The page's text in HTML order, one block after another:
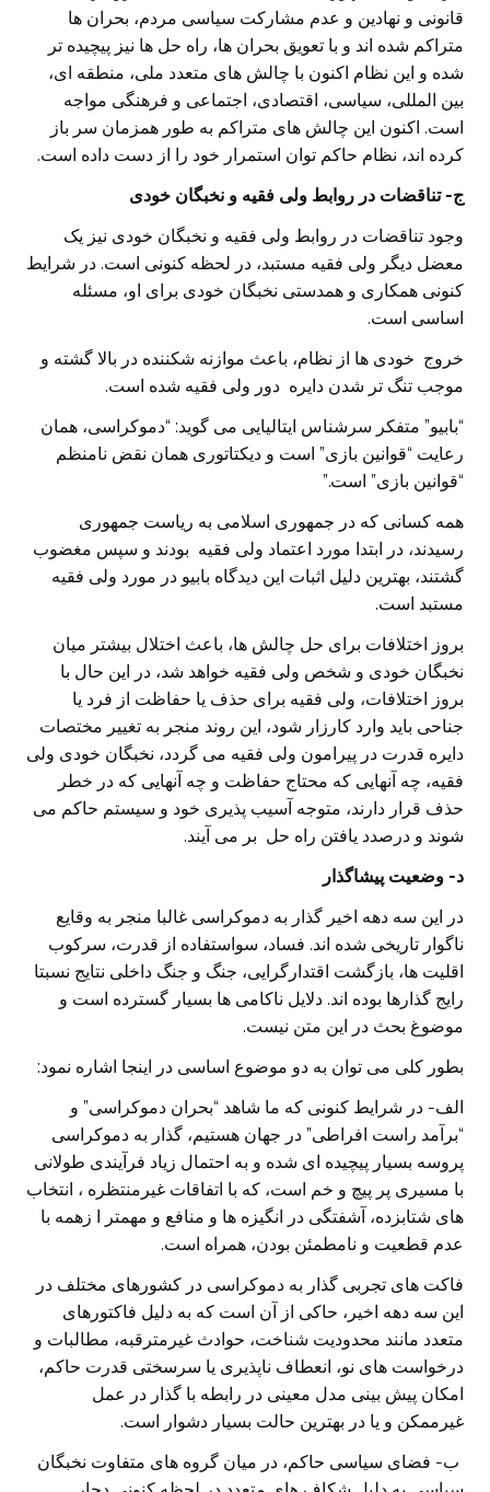
قانونی و نهادین و عدم مشارکت سیاسی مردم، بحران ها
متراکم شده اند و با تعویق بحران ها، راه حل ها نیز پیچیده تر
شده و این نظام اکنون با چالش های متعدد ملی، منطقه ای،
بین المللی، سیاسی، اقتصادی، اجتماعی و فرهنگی مواجه
است. اکنون این چالش های متراکم به طور همزمان سر باز
کرده اند، نظام حاکم توان استمرار خود را از دست داده است.
ج- تناقضات در روابط ولی فقیه و نخبگان خودی
وجود تناقضات در روابط ولی فقیه و نخبگان خودی نیز یک
معضل دیگر ولی فقیه مستبد، در لحظه کنونی است. در شرایط
کنونی همکاری و همدستی نخبگان خودی برای او، مسئله
اساسی است.
خروج خودی ها از نظام، باعث موازنه شکننده در بالا گشته و
موجب تنگ تر شدن دایره دور ولی فقیه شده است.
“بابیو” متفکر سرشناس ایتالیایی می گوید: “دموکراسی، همان
رعایت “قوانین بازی” است و دیکتاتوری همان نقض نامنظم
“قوانین بازی” است.”
همه کسانی که در جمهوری اسلامی به ریاست جمهوری
رسیدند، در ابتدا مورد اعتماد ولی فقیه بودند و سپس مغضوب
گشتند، بهترین دلیل اثبات این دیدگاه بابیو در مورد ولی فقیه
مستبد است.
بروز اختلافات برای حل چالش ها، باعث اختلال بیشتر میان
نخبگان خودی و شخص ولی فقیه خواهد شد، در این حال با
بروز اختلافات، ولی فقیه برای حذف یا حفاظت از فرد یا
جناحی باید وارد کارزار شود، این روند منجر به تغییر مختصات
دایره قدرت در پیرامون ولی فقیه می گردد، نخبگان خودی ولی
فقیه، چه آنهایی که محتاج حفاظت و چه آنهایی که در خطر
حذف قرار دارند، متوجه آسیب پذیری خود و سیستم حاکم می
شوند و درصدد یافتن راه حل بر می آیند.
د- وضعیت پیشاگذار
در این سه دهه اخیر گذار به دموکراسی غالبا منجر به وقایع
ناگوار تاریخی شده اند. فساد، سواستفاده از قدرت، سرکوب
اقلیت ها، بازگشت اقتدارگرایی، جنگ و جنگ داخلی نتایج نسبتا
رایج گذارها بوده اند. دلایل ناکامی ها بسیار گسترده است و
موضوغ بحث در این متن نیست.
بطور کلی می توان به دو موضوع اساسی در اینجا اشاره نمود:
الف- در شرایط کنونی که ما شاهد “بحران دموکراسی” و
“برآمد راست افراطی” در جهان هستیم، گذار به دموکراسی
پروسه بسیار پیچیده ای شده و به احتمال زیاد فرآیندی طولانی
با مسیری پر پیچ و خم است، که با اتفاقات غیرمنتظره ، انتخاب
های شتابزده، آشفتگی در انگیزه ها و منافع و مهمتر ا زهمه با
عدم قطعیت و نامطمئن بودن، همراه است.
فاکت های تجربی گذار به دموکراسی در کشورهای مختلف در
این سه دهه اخیر، حاکی از آن است که به دلیل فاکتورهای
متعدد مانند محدودیت شناخت، حوادث غیرمترقبه، مطالبات و
درخواست های نو، انعطاف ناپذیری یا سرسختی قدرت حاکم،
امکان پیش بینی مدل معینی در رابطه با گذار در عمل
غیرممکن و یا در بهترین حالت بسیار دشوار است.
ب- فضای سیاسی حاکم، در میان گروه های متفاوت نخبگان